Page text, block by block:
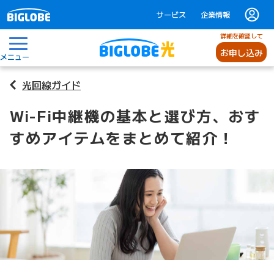
サービス 企業情報
メニュー
詳細を確認して
お申し込み
光回線ガイド
Wi-Fi中継機の基本と選び方、おす
すめアイテムをまとめて紹介！